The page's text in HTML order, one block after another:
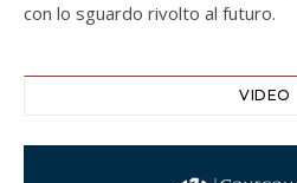
con lo sguardo rivolto al futuro.
VIDEO